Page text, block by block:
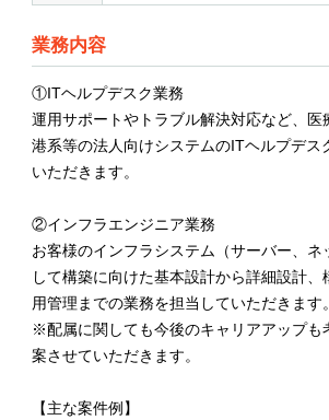
業務内容
①ITヘルプデスク業務
運用サポートやトラブル解決対応など、医
港系等の法人向けシステムのITヘルプデス
いただきます。
②インフラエンジニア業務
お客様のインフラシステム（サーバー、ネ
して構築に向けた基本設計から詳細設計、
用管理までの業務を担当していただきます。
※配属に関しても今後のキャリアアップも
案させていただきます。
【主な案件例】